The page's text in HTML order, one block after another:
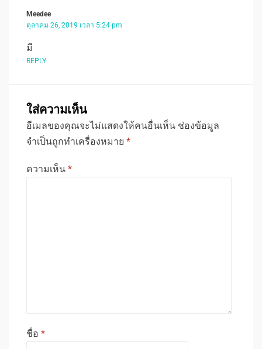
Meedee
ตุลาคม 26, 2019 เวลา 5:24 pm
มี
REPLY
ใส่ความเห็น
อีเมลของคุณจะไม่แสดงให้คนอื่นเห็น ช่องข้อมูล
จำเป็นถูกทำเครื่องหมาย *
ความเห็น *
ชื่อ *